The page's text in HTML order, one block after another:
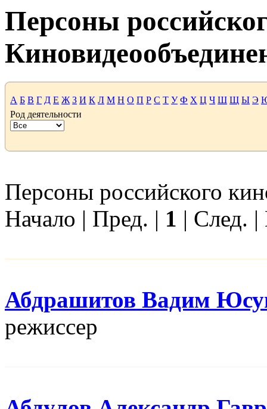
Персоны
А Б В Г Д Е Ж З И К Л М Н О П Р С Т У Ф Х Ц Ч Ш Щ Ы Э
Род деятельности
Персоны российского
Начало | Пред. | 1 | След.
Абдрашитов Вадим
режисcер